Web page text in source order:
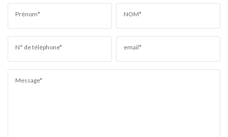
Prénom* NOM*
N° de téléphone* email*
Message*